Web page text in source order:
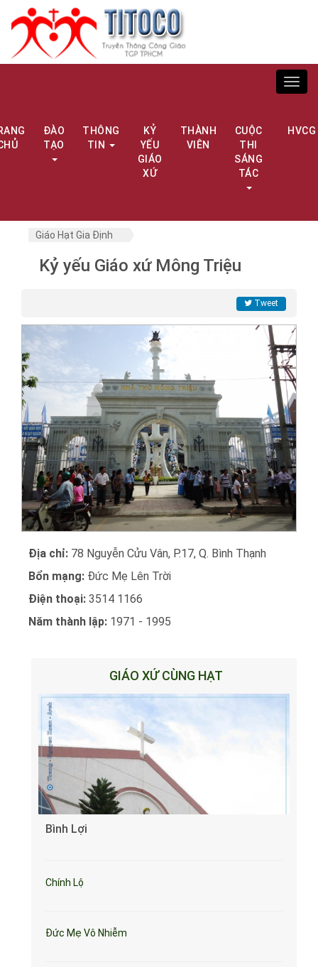
ĐÀO
TẠO
THÔNG
TIN
KỶ
YẾU
GIÁO
XỨ
THÀNH
VIÊN
CUỘC
THI
SÁNG
TÁC
HVCG
Giáo Hạt Gia Định
Kỷ yếu Giáo xứ Mông Triệu
Tweet
Địa chỉ: 78 Nguyễn Cửu Vân, P.17, Q. Bình Thạnh
Bổn mạng: Đức Mẹ Lên Trời
Điện thoại: 3514 1166
Năm thành lập: 1971 - 1995
GIÁO XỨ CÙNG HẠT
Bình Lợi
Chính Lộ
Đức Mẹ Vô Nhiễm